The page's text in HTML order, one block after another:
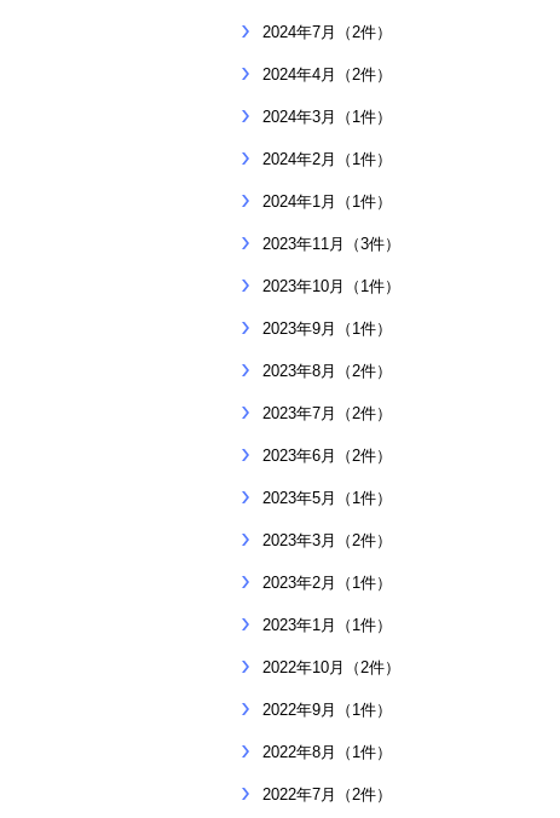
2024年7月（2件）
2024年4月（2件）
2024年3月（1件）
2024年2月（1件）
2024年1月（1件）
2023年11月（3件）
2023年10月（1件）
2023年9月（1件）
2023年8月（2件）
2023年7月（2件）
2023年6月（2件）
2023年5月（1件）
2023年3月（2件）
2023年2月（1件）
2023年1月（1件）
2022年10月（2件）
2022年9月（1件）
2022年8月（1件）
2022年7月（2件）